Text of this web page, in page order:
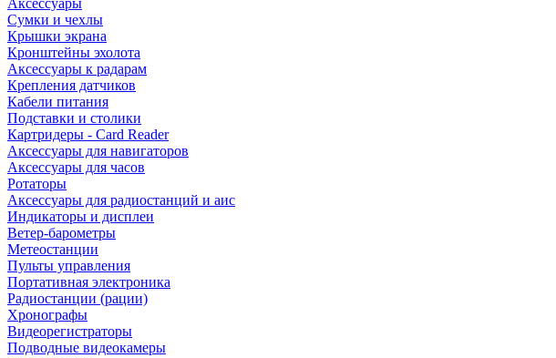
Аксессуары
Сумки и чехлы
Крышки экрана
Кронштейны эхолота
Аксессуары к радарам
Крепления датчиков
Кабели питания
Подставки и столики
Картридеры - Card Reader
Аксессуары для навигаторов
Аксессуары для часов
Ротаторы
Аксессуары для радиостанций и аис
Индикаторы и дисплеи
Ветер-барометры
Метеостанции
Пульты управления
Портативная электроника
Радиостанции (рации)
Хронографы
Видеорегистраторы
Подводные видеокамеры